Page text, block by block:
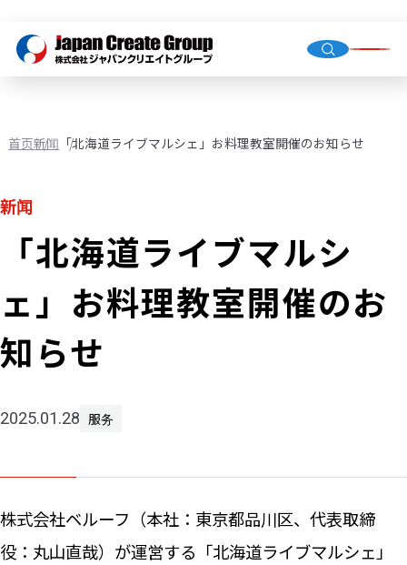
总经理
（直营
环境基
咨询
首页新闻 「北海道ライブマルシェ」お料理教室開催のお知らせ
新闻
「北海道ライブマルシ
ェ」お料理教室開催のお
知らせ
2025.01.28 服务
株式会社ベルーフ（本社：東京都品川区、代表取締
役：丸山直哉）が運営する「北海道ライブマルシェ」